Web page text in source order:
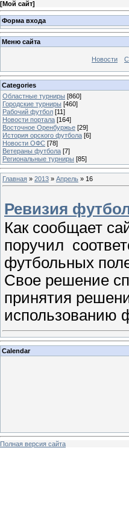
[Мой сайт]
Форма входа
Меню сайта
Новости
Categories
Областные турниры [860]
Городские турниры [460]
Рабочий футбол [11]
Новости портала [164]
Восточное Оренбуржье [29]
История орского футбола [6]
Новости ОФС [78]
Ветераны футбола [7]
Региональные турниры [85]
Главная » 2013 » Апрель » 16
Ревизия
Как сообщает
поручил
футбольных
Свое решение
принятия
использованию
Calendar
Полная версия сайта